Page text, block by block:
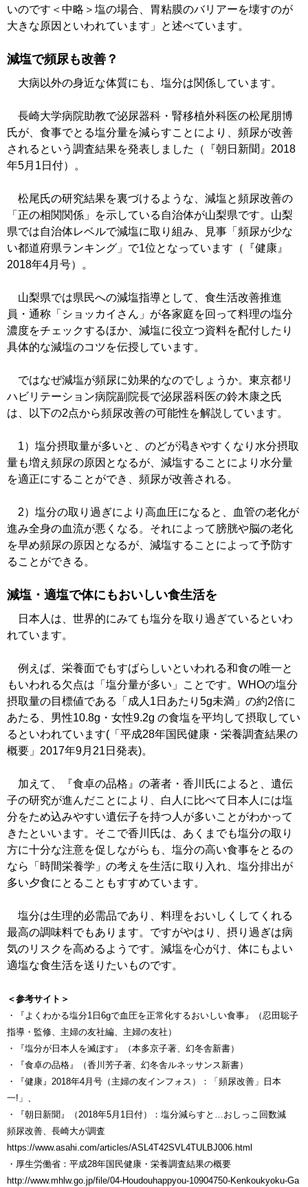
いのです＜中略＞塩の場合、胃粘膜のバリアーを壊すのが
大きな原因といわれています」と述べています。
減塩で頻尿も改善？
大病以外の身近な体質にも、塩分は関係しています。
長崎大学病院助教で泌尿器科・腎移植外科医の松尾朋博
氏が、食事でとる塩分量を減らすことにより、頻尿が改善
されるという調査結果を発表しました（『朝日新聞』2018
年5月1日付）。
松尾氏の研究結果を裏づけるような、減塩と頻尿改善の
「正の相関関係」を示している自治体が山梨県です。山梨
県では自治体レベルで減塩に取り組み、見事「頻尿が少な
い都道府県ランキング」で1位となっています（『健康』
2018年4月号）。
山梨県では県民への減塩指導として、食生活改善推進
員・通称「ショッカイさん」が各家庭を回って料理の塩分
濃度をチェックするほか、減塩に役立つ資料を配付したり
具体的な減塩のコツを伝授しています。
ではなぜ減塩が頻尿に効果的なのでしょうか。東京都リ
ハビリテーション病院副院長で泌尿器科医の鈴木康之氏
は、以下の2点から頻尿改善の可能性を解説しています。
1）塩分摂取量が多いと、のどが渇きやすくなり水分摂取
量も増え頻尿の原因となるが、減塩することにより水分量
を適正にすることができ、頻尿が改善される。
2）塩分の取り過ぎにより高血圧になると、血管の老化が
進み全身の血流が悪くなる。それによって膀胱や脳の老化
を早め頻尿の原因となるが、減塩することによって予防す
ることができる。
減塩・適塩で体にもおいしい食生活を
日本人は、世界的にみても塩分を取り過ぎているといわ
れています。
例えば、栄養面でもすばらしいといわれる和食の唯一と
もいわれる欠点は「塩分量が多い」ことです。WHOの塩分
摂取量の目標値である「成人1日あたり5g未満」の約2倍に
あたる、男性10.8g・女性9.2g の食塩を平均して摂取してい
るといわれています(「平成28年国民健康・栄養調査結果の
概要」2017年9月21日発表)。
加えて、『食卓の品格』の著者・香川氏によると、遺伝
子の研究が進んだことにより、白人に比べて日本人には塩
分をため込みやすい遺伝子を持つ人が多いことがわかって
きたといいます。そこで香川氏は、あくまでも塩分の取り
方に十分な注意を促しながらも、塩分の高い食事をとるの
なら「時間栄養学」の考えを生活に取り入れ、塩分排出が
多い夕食にとることもすすめています。
塩分は生理的必需品であり、料理をおいしくしてくれる
最高の調味料でもあります。ですがやはり、摂り過ぎは病
気のリスクを高めるようです。減塩を心がけ、体にもよい
適塩な食生活を送りたいものです。
＜参考サイト＞
・『よくわかる塩分1日6gで血圧を正常化するおいしい食事』（忍田聡子
指導・監修、主婦の友社編、主婦の友社）
・『塩分が日本人を滅ぼす』（本多京子著、幻冬舎新書）
・『食卓の品格』（香川芳子著、幻冬舎ルネッサンス新書）
・『健康』2018年4月号（主婦の友インフォス）：「頻尿改善」日本
一!」、
・『朝日新聞』（2018年5月1日付）：塩分減らすと…おしっこ回数減
頻尿改善、長崎大が調査
https://www.asahi.com/articles/ASL4T42SVL4TULBJ006.html
・厚生労働省：平成28年国民健康・栄養調査結果の概要
http://www.mhlw.go.jp/file/04-Houdouhappyou-10904750-Kenkoukyoku-Ga